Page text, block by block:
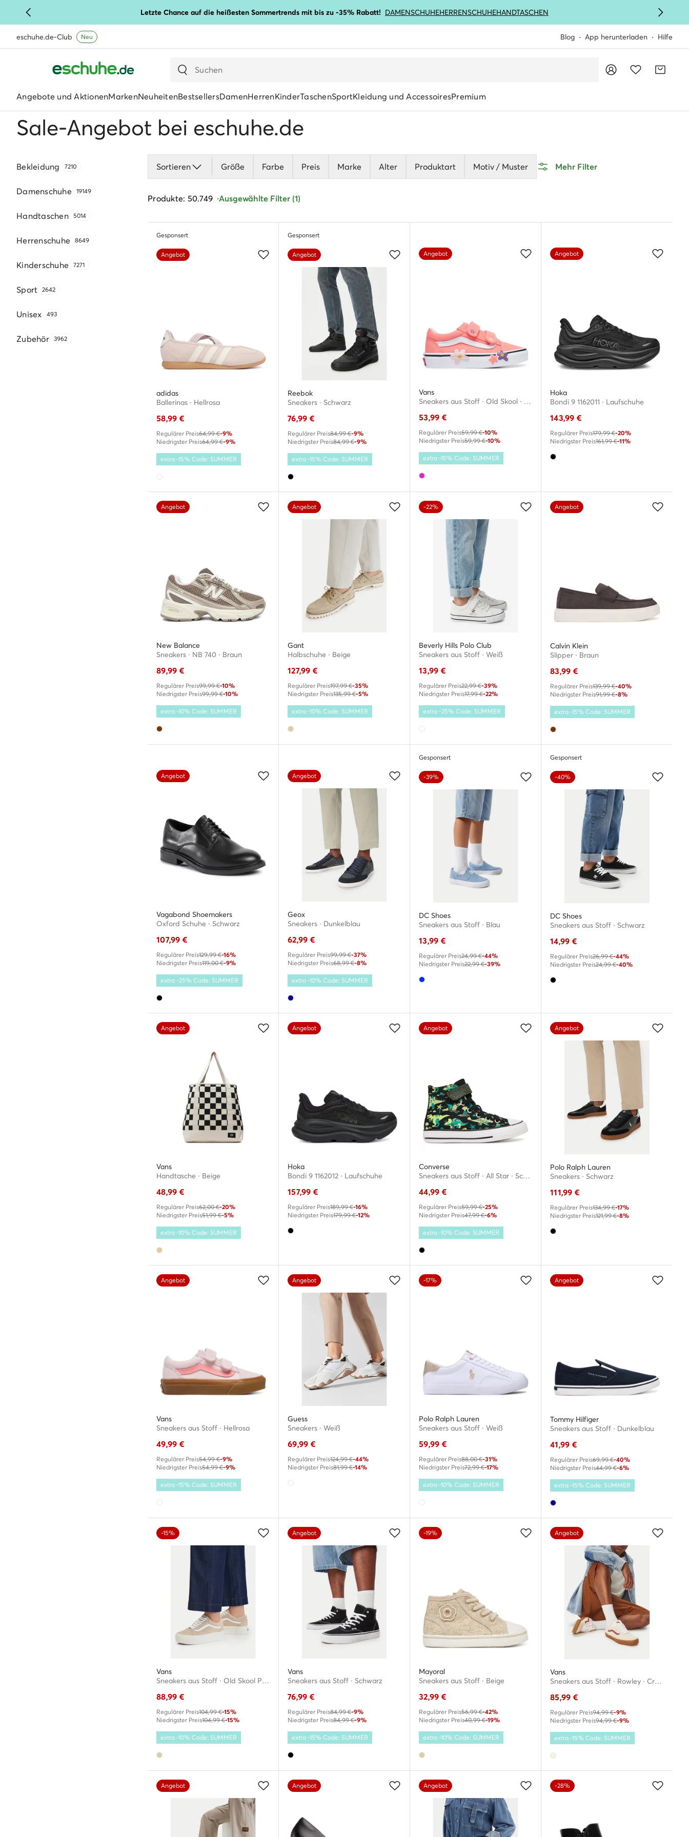
Letzte Chance auf die heißesten Sommertrends mit bis zu -35% Rabatt! DAMENSCHUHEHERRENSCHUHEHANDTASCHEN
eschuhe.de-Club Neu Blog App herunterladen Hilfe
Angebote und AktionenMarkenNeuheitenBestsellersDamenHerrenKinderTaschenSportKleidung und AccessoiresPremium
Sale-Angebot bei eschuhe.de
Bekleidung 7210
Damenschuhe 19149
Handtaschen 5014
Herrenschuhe 8649
Kinderschuhe 7271
Sport 2642
Unisex 493
Zubehör 3962
Sortieren Größe Farbe Preis Marke Alter Produktart Motiv / Muster Mehr Filter
Produkte: 50.749 Ausgewählte Filter (1)
Gesponsert
Angebot
adidas
Ballerinas · Hellrosa
58,99 €
Regulärer Preis64,99 €-9%
Niedrigster Preis64,99 €-9%
extra -15% Code: SUMMER
Gesponsert
Angebot
Reebok
Sneakers · Schwarz
76,99 €
Regulärer Preis84,99 €-9%
Niedrigster Preis84,99 €-9%
extra -15% Code: SUMMER
Angebot
Vans
Sneakers aus Stoff · Old Skool · Rosa
53,99 €
Regulärer Preis59,99 €-10%
Niedrigster Preis59,99 €-10%
extra -15% Code: SUMMER
Angebot
Hoka
Bondi 9 1162011 · Laufschuhe
143,99 €
Regulärer Preis179,99 €-20%
Niedrigster Preis161,99 €-11%
Angebot
New Balance
Sneakers · NB 740 · Braun
89,99 €
Regulärer Preis99,99 €-10%
Niedrigster Preis99,99 €-10%
extra -10% Code: SUMMER
Angebot
Gant
Halbschuhe · Beige
127,99 €
Regulärer Preis197,99 €-35%
Niedrigster Preis135,99 €-5%
extra -10% Code: SUMMER
-22%
Beverly Hills Polo Club
Sneakers aus Stoff · Weiß
13,99 €
Regulärer Preis22,99 €-39%
Niedrigster Preis17,99 €-22%
extra -25% Code: SUMMER
Angebot
Calvin Klein
Slipper · Braun
83,99 €
Regulärer Preis139,99 €-40%
Niedrigster Preis91,99 €-8%
extra -15% Code: SUMMER
Angebot
Vagabond Shoemakers
Oxford Schuhe · Schwarz
107,99 €
Regulärer Preis129,99 €-16%
Niedrigster Preis119,00 €-9%
extra -25% Code: SUMMER
Angebot
Geox
Sneakers · Dunkelblau
62,99 €
Regulärer Preis99,99 €-37%
Niedrigster Preis68,99 €-8%
extra -10% Code: SUMMER
Gesponsert
-39%
DC Shoes
Sneakers aus Stoff · Blau
13,99 €
Regulärer Preis24,99 €-44%
Niedrigster Preis22,99 €-39%
Gesponsert
-40%
DC Shoes
Sneakers aus Stoff · Schwarz
14,99 €
Regulärer Preis26,99 €-44%
Niedrigster Preis24,99 €-40%
Angebot
Vans
Handtasche · Beige
48,99 €
Regulärer Preis62,00 €-20%
Niedrigster Preis51,99 €-5%
extra -10% Code: SUMMER
Angebot
Hoka
Bondi 9 1162012 · Laufschuhe
157,99 €
Regulärer Preis189,99 €-16%
Niedrigster Preis179,99 €-12%
Angebot
Converse
Sneakers aus Stoff · All Star · Schwarz
44,99 €
Regulärer Preis59,99 €-25%
Niedrigster Preis47,99 €-6%
extra -10% Code: SUMMER
Angebot
Polo Ralph Lauren
Sneakers · Schwarz
111,99 €
Regulärer Preis134,99 €-17%
Niedrigster Preis121,99 €-8%
Angebot
Vans
Sneakers aus Stoff · Hellrosa
49,99 €
Regulärer Preis54,99 €-9%
Niedrigster Preis54,99 €-9%
extra -15% Code: SUMMER
Angebot
Guess
Sneakers · Weiß
69,99 €
Regulärer Preis124,99 €-44%
Niedrigster Preis81,99 €-14%
-17%
Polo Ralph Lauren
Sneakers aus Stoff · Weiß
59,99 €
Regulärer Preis88,00 €-31%
Niedrigster Preis72,99 €-17%
extra -10% Code: SUMMER
Angebot
Tommy Hilfiger
Sneakers aus Stoff · Dunkelblau
41,99 €
Regulärer Preis69,99 €-40%
Niedrigster Preis44,99 €-6%
extra -15% Code: SUMMER
-15%
Vans
Sneakers aus Stoff · Old Skool Platform · Beige
88,99 €
Regulärer Preis104,99 €-15%
Niedrigster Preis104,99 €-15%
extra -10% Code: SUMMER
Angebot
Vans
Sneakers aus Stoff · Schwarz
76,99 €
Regulärer Preis84,99 €-9%
Niedrigster Preis84,99 €-9%
extra -15% Code: SUMMER
-19%
Mayoral
Sneakers aus Stoff · Beige
32,99 €
Regulärer Preis56,99 €-42%
Niedrigster Preis40,99 €-19%
extra -10% Code: SUMMER
Angebot
Vans
Sneakers aus Stoff · Rowley · Creme
85,99 €
Regulärer Preis94,99 €-9%
Niedrigster Preis94,99 €-9%
extra -15% Code: SUMMER
Angebot Angebot Angebot -28%